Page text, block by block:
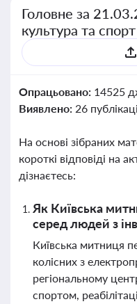
Головне за
культура та спорт
Опрацьовано: 14525
Виявлено: 26
На основі зібраних
короткі відповіді на
дізнаєтесь:
Як Київська
серед людей з
Київська митниця
колісних з
регіональному
спортом,